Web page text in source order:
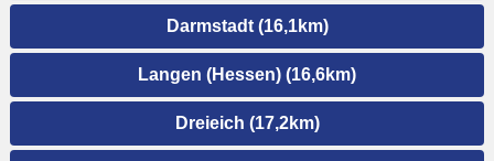
Darmstadt (16,1km)
Langen (Hessen) (16,6km)
Dreieich (17,2km)